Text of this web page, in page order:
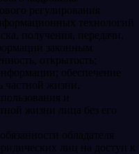
регулирования
технологий
получения, передачи,
законным
открытость;
обеспечение
частной жизни,
и
жизни лица без его
обладателя
лиц на доступ к